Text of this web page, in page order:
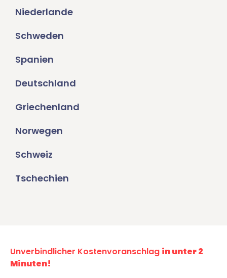
Niederlande
Schweden
Spanien
Deutschland
Griechenland
Norwegen
Schweiz
Tschechien
Unverbindlicher Kostenvoranschlag in unter 2
Minuten!